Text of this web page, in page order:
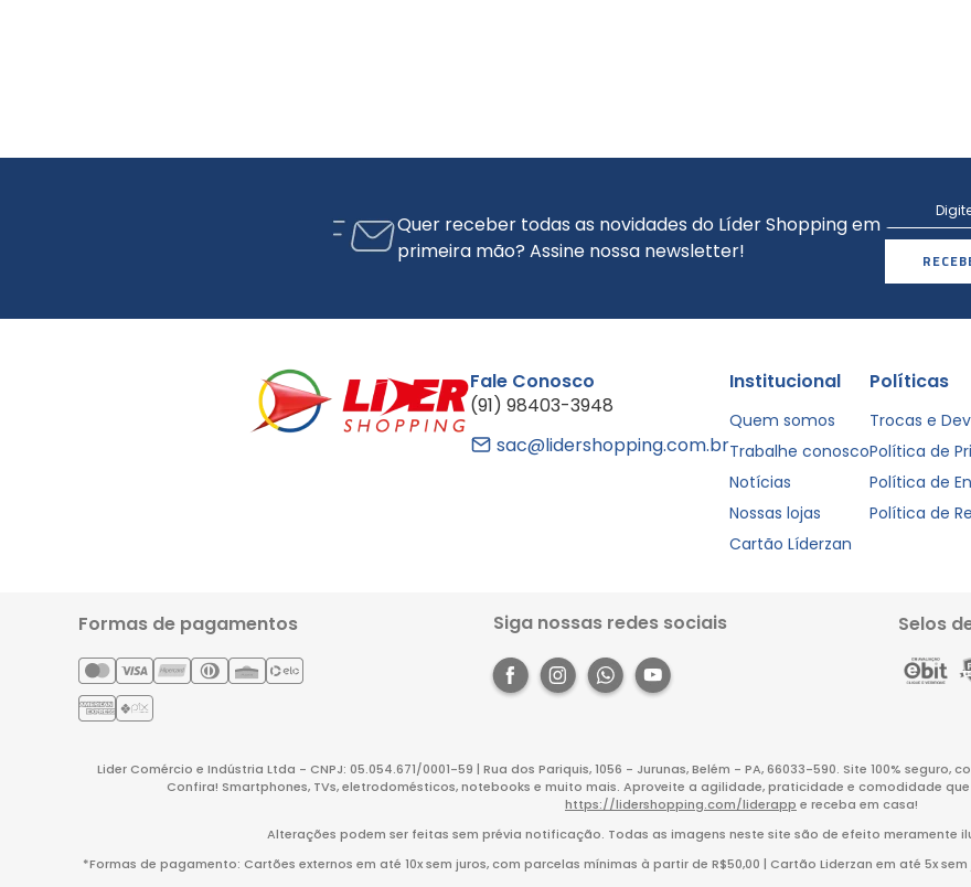
Quer receber todas as novidades do Líder Shopping em
primeira mão? Assine nossa newsletter!
Fale Conosco
(91) 98403-3948
sac@lidershopping.com.br
Institucional
Quem somos
Trabalhe conosco
Notícias
Nossas lojas
Cartão Líderzan
Políticas
Trocas e
Política de
Política de
Política de
Formas de pagamentos Siga nossas redes sociais Selos
Lider Comércio e Indústria Ltda - CNPJ: 05.054.671/0001-59 | Rua dos Pariquis, 1056 - Jurunas, Belém - PA, 66033-590. Site 100%
Confira! Smartphones, TVs, eletrodomésticos, notebooks e muito mais. Aproveite a agilidade, praticidade e comodidade
https://lidershopping.com/liderapp e receba em casa!
Alterações podem ser feitas sem prévia notificação. Todas as imagens neste site são de efeito meramente
*Formas de pagamento: Cartões externos em até 10x sem juros, com parcelas mínimas à partir de R$50,00 | Cartão Liderzan em até 5x